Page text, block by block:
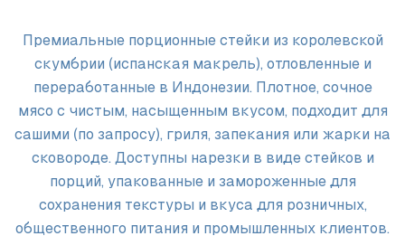
Премиальные порционные стейки из королевской
скумбрии (испанская макрель), отловленные и
переработанные в Индонезии. Плотное, сочное
мясо с чистым, насыщенным вкусом, подходит для
сашими (по запросу), гриля, запекания или жарки на
сковороде. Доступны нарезки в виде стейков и
порций, упакованные и замороженные для
сохранения текстуры и вкуса для розничных,
общественного питания и промышленных клиентов.